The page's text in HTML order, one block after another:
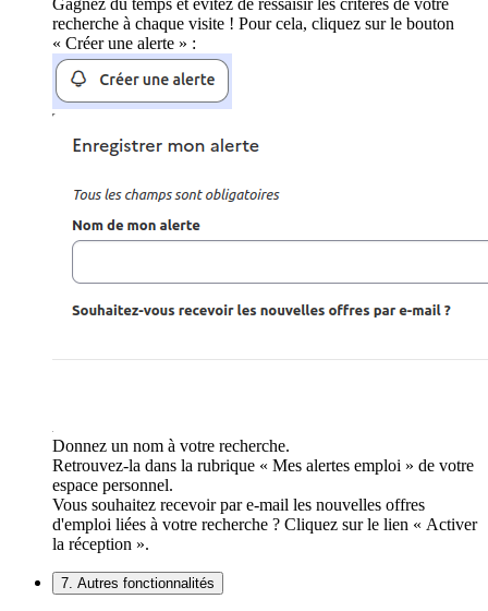
Gagnez du temps et évitez de ressaisir les critères de votre
recherche à chaque visite ! Pour cela, cliquez sur le bouton
« Créer une alerte » :
Donnez un nom à votre recherche.
Retrouvez-la dans la rubrique « Mes alertes emploi » de votre
espace personnel.
Vous souhaitez recevoir par e-mail les nouvelles offres
d'emploi liées à votre recherche ? Cliquez sur le lien « Activer
la réception ».
7. Autres fonctionnalités